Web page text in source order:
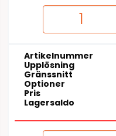
Artikelnummer
Upplösning
Gränssnitt
Optioner
Pris
Lagersaldo